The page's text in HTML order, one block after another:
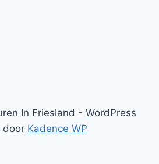
In Friesland - WordPress
door Kadence WP